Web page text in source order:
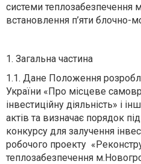
системи теплозабезпечення
встановлення п’яти блочно-
1. Загальна частина
1.1. Дане Положення
України «Про місцеве
інвестиційну діяльність» і
актів та визначає порядок
конкурсу для залучення
робочого проекту
теплозабезпечення